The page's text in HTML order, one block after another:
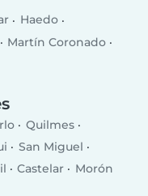
Haedo
Martín Coronado
Quilmes
San Miguel
Castelar Morón